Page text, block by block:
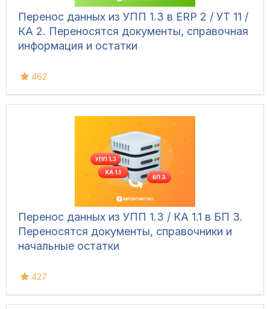
Перенос данных из УПП 1.3 в ERP 2 / УТ 11 /
КА 2. Переносятся документы, справочная
информация и остатки
462
Перенос данных из УПП 1.3 / КА 1.1 в БП 3.
Переносятся документы, справочники и
начальные остатки
427